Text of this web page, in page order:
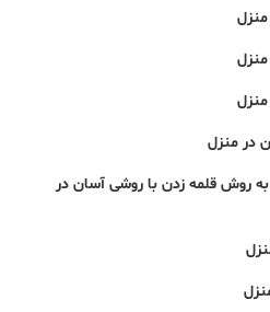
در منزل
روش قلمه زدن با روشی آسان در